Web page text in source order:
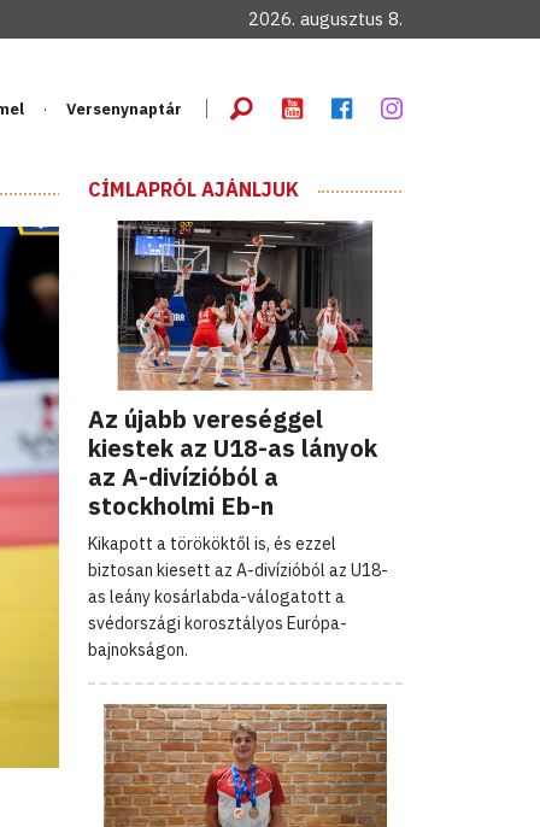
2026. augusztus 8.
Versenynaptár
CÍMLAPRÓL AJÁNLJUK
Az újabb vereséggel
kiestek az U18-as lányok
az A-divízióból a
stockholmi Eb-n
Kikapott a törököktől is, és ezzel
biztosan kiesett az A-divízióból az U18-
as leány kosárlabda-válogatott a
svédországi korosztályos Európa-
bajnokságon.